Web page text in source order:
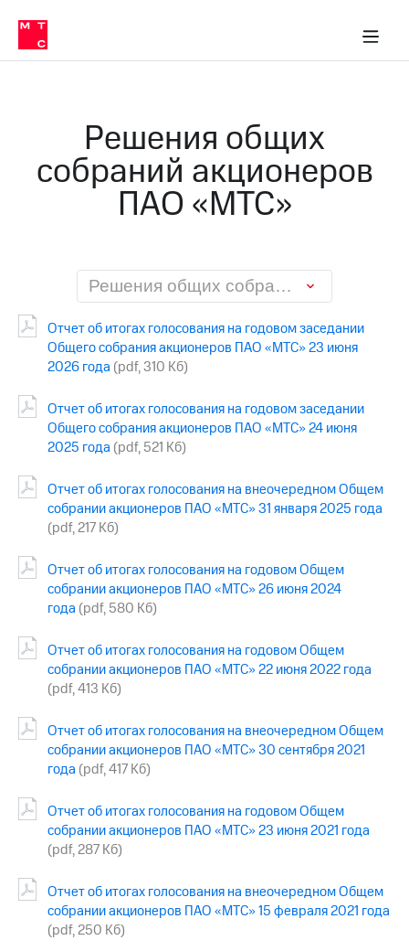
Медиа-центр
и акционерам
Устойчивое развитие
Комплаенс и деловая этика
компании
Карьера
в МТС
История
компании
Правовая
информация
Контакты
Медиа-центр
релизы
МТС
о технологиях
Достижения
Интервью
Финансовая
отчетность
Контакты
Пригласить
спикера
и акционерам
управление
Корпоративный
Раскрытие
информации
Информация
акционерам
ПАО
"МТС"
Собрания
в МТС
Пресс-
релизы
Решения общих
собраний акционеров
ПАО «МТС»
Решения общих собраний акционеров ПАО «МТС»
Отчет об итогах голосования на годовом заседании
Общего собрания акционеров ПАО «МТС» 23 июня
2026 года (pdf, 310 Кб)
Отчет об итогах голосования на годовом заседании
Общего собрания акционеров ПАО «МТС» 24 июня
2025 года (pdf, 521 Кб)
Отчет об итогах голосования на внеочередном Общем
собрании акционеров ПАО «МТС» 31 января 2025 года
(pdf, 217 Кб)
Отчет об итогах голосования на годовом Общем
собрании акционеров ПАО «МТС» 26 июня 2024
года (pdf, 580 Кб)
Отчет об итогах голосования на годовом Общем
собрании акционеров ПАО «МТС» 22 июня 2022 года
(pdf, 413 Кб)
Отчет об итогах голосования на внеочередном Общем
собрании акционеров ПАО «МТС» 30 сентября 2021
года (pdf, 417 Кб)
Отчет об итогах голосования на годовом Общем
собрании акционеров ПАО «МТС» 23 июня 2021 года
(pdf, 287 Кб)
Отчет об итогах голосования на внеочередном Общем
собрании акционеров ПАО «МТС» 15 февраля 2021 года
(pdf, 250 Кб)